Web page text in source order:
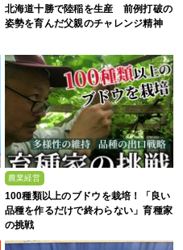
北海道十勝で陸稲を生産 前例打破の
姿勢を育んだ父親のチャレンジ精神
農業経営
100種類以上のブドウを栽培！「良い
品種を作るだけで終わらない」育種家
の挑戦